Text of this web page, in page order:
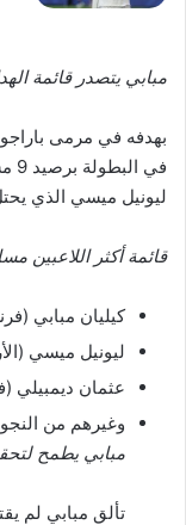
مبابي يتصدر قائمة
بهدفه في مرمى
ليونيل ميسي الذي يحتل
قائمة أكثر اللاعبين
كيليان مبابي (فرنسا) –
ليونيل ميسي
عثمان ديمبيلي (فرنسا)
وغيرهم من
مبابي يطمح
تألق مبابي لم